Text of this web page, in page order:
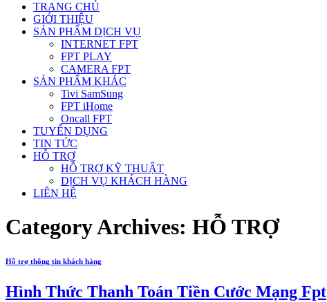
TRANG CHỦ
GIỚI THIỆU
SẢN PHẨM DỊCH VỤ
INTERNET FPT
FPT PLAY
CAMERA FPT
SẢN PHẨM KHÁC
Tivi SamSung
FPT iHome
Oncall FPT
TUYỂN DỤNG
TIN TỨC
HỖ TRỢ
HỖ TRỢ KỸ THUẬT
DỊCH VỤ KHÁCH HÀNG
LIÊN HỆ
Category Archives: HỖ TRỢ
Hỗ trợ thông tin khách hàng
Hình Thức Thanh Toán Tiền Cước Mạng Fpt